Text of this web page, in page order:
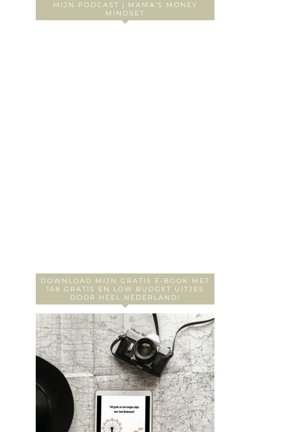
MIJN PODCAST | MAMA’S MONEY
MINDSET
DOWNLOAD MIJN GRATIS E-BOOK MET
168 GRATIS EN LOW BUDGET UITJES
DOOR HEEL NEDERLAND!